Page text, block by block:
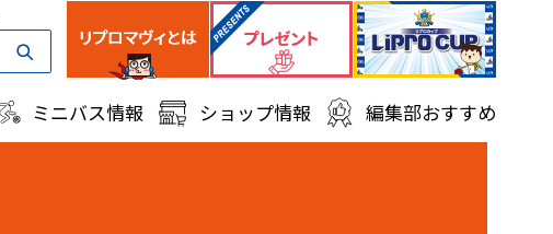
ミニバス情報 ショップ情報 編集部おすすめ